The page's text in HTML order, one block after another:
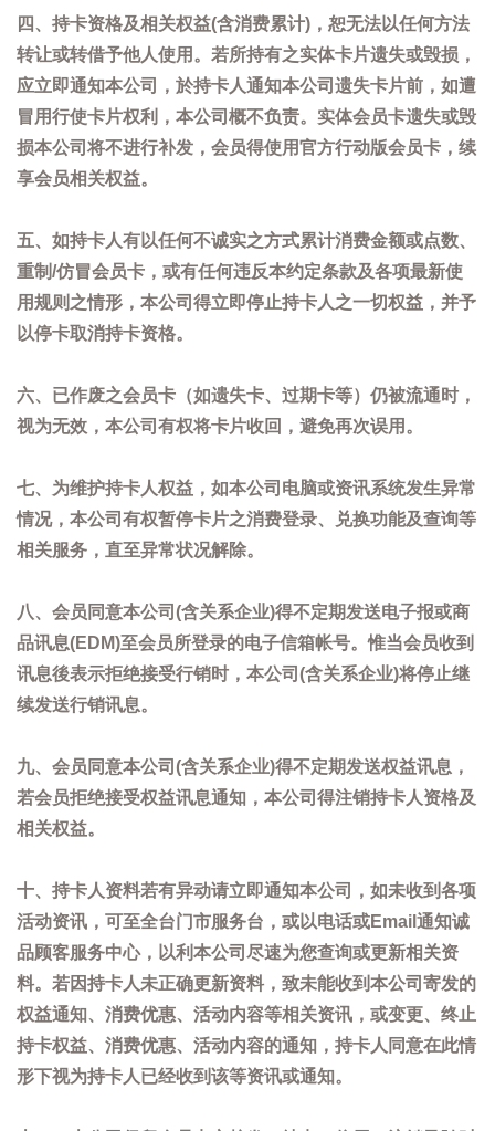
四、持卡资格及相关权益(含消费累计)，恕无法以任何方法
转让或转借予他人使用。若所持有之实体卡片遗失或毁损，
应立即通知本公司，於持卡人通知本公司遗失卡片前，如遭
冒用行使卡片权利，本公司概不负责。实体会员卡遗失或毁
损本公司将不进行补发，会员得使用官方行动版会员卡，续
享会员相关权益。
五、如持卡人有以任何不诚实之方式累计消费金额或点数、
重制/仿冒会员卡，或有任何违反本约定条款及各项最新使
用规则之情形，本公司得立即停止持卡人之一切权益，并予
以停卡取消持卡资格。
六、已作废之会员卡（如遗失卡、过期卡等）仍被流通时，
视为无效，本公司有权将卡片收回，避免再次误用。
七、为维护持卡人权益，如本公司电脑或资讯系统发生异常
情况，本公司有权暂停卡片之消费登录、兑换功能及查询等
相关服务，直至异常状况解除。
八、会员同意本公司(含关系企业)得不定期发送电子报或商
品讯息(EDM)至会员所登录的电子信箱帐号。惟当会员收到
讯息後表示拒绝接受行销时，本公司(含关系企业)将停止继
续发送行销讯息。
九、会员同意本公司(含关系企业)得不定期发送权益讯息，
若会员拒绝接受权益讯息通知，本公司得注销持卡人资格及
相关权益。
十、持卡人资料若有异动请立即通知本公司，如未收到各项
活动资讯，可至全台门市服务台，或以电话或Email通知诚
品顾客服务中心，以利本公司尽速为您查询或更新相关资
料。若因持卡人未正确更新资料，致未能收到本公司寄发的
权益通知、消费优惠、活动内容等相关资讯，或变更、终止
持卡权益、消费优惠、活动内容的通知，持卡人同意在此情
形下视为持卡人已经收到该等资讯或通知。